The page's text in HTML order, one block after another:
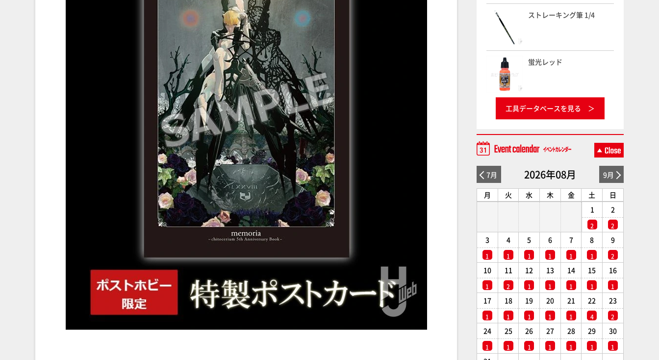
ストレーキング筆 1/4
蛍光レッド
工具データベースを見る
7月 2026年08月 9月
月 火 水 木 金 土
日
1
2
2
2
3
1
4
1
5
1
6
1
7
1
8
1
9
2
10
1
11
2
12
1
13
1
14
1
15
1
16
1
17
1
18
1
19
1
20
1
21
1
22
4
23
2
24
1
25
1
26
1
27
1
28
1
29
1
30
1